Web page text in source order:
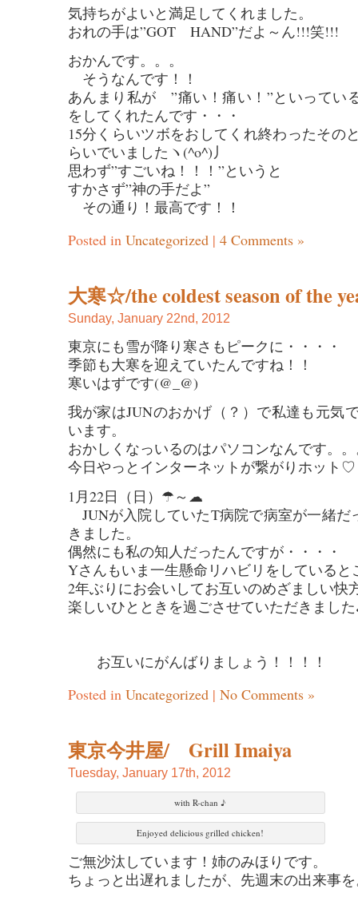
気持ちがよいと満足してくれました。
おれの手は”GOT HAND”だよ～ん!!!笑!!!
おかんです。。。
そうなんです！！
あんまり私が ”痛い！痛い！”といってい
をしてくれたんです・・・
15分くらいツボをおしてくれ終わったその
らいでいましたヽ(^o^)丿
思わず”すごいね！！！”というと
すかさず”神の手だよ”
その通り！最高です！！
Posted in Uncategorized| 4 Comments »
大寒☆/the coldest season of the
Sunday, January 22nd, 2012
東京にも雪が降り寒さもピークに・・・・
季節も大寒を迎えていたんですね！！
寒いはずです(@_@)
我が家はJUNのおかげ（？）で私達も元気
います。
おかしくなっいるのはパソコンなんです。
今日やっとインターネットが繋がりホット
1月22日（日）☂～☁
JUNが入院していたT病院で病室が一緒だ
きました。
偶然にも私の知人だったんですが・・・・
Yさんもいま一生懸命リハビリをしていると
2年ぶりにお会いしてお互いのめざましい快
楽しいひとときを過ごさせていただきまし
お互いにがんばりましょう！！！！
Posted in Uncategorized| No Comments »
東京今井屋/ Grill Imaiya
Tuesday, January 17th, 2012
with R-chan ♪
Enjoyed delicious grilled chicken!
ご無沙汰しています！姉のみほりです。
ちょっと出遅れましたが、先週末の出来事